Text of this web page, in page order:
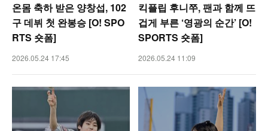
온몸 축하 받은 양창섭, 102
구 데뷔 첫 완봉승 [O! SPO
RTS 숏폼]
2026.05.24 17:45
킥플립 후니쭈, 팬과 함께 뜨
겁게 부른 ‘영광의 순간’ [O!
SPORTS 숏폼]
2026.05.24 11:09